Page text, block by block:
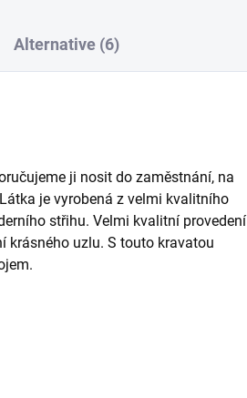
Alternative (6)
ji nosit do zaměstnání, na
je vyrobená z velmi kvalitního
střihu. Velmi kvalitní provedení
krásného uzlu. S touto kravatou